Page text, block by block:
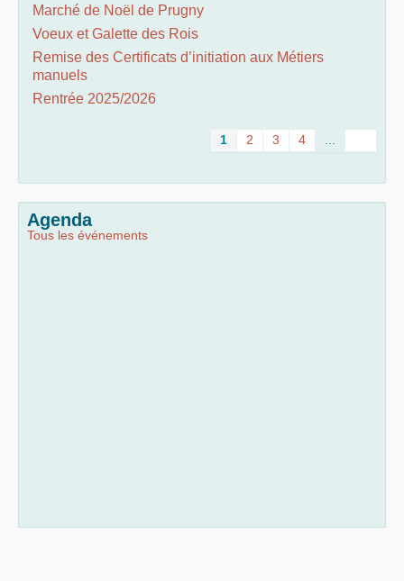
Marché de Noël de Prugny
Voeux et Galette des Rois
Remise des Certificats d’initiation aux Métiers
manuels
Rentrée 2025/2026
1 2 3 4 ...
Agenda
Tous les événements